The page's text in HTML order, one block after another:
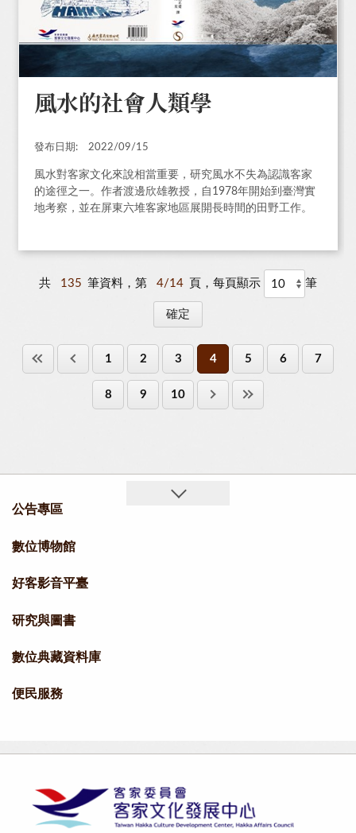
風水的社會人類學
發布日期: 2022/09/15
風水對客家文化來說相當重要，研究風水不失為認識客家
的途徑之一。作者渡邊欣雄教授，自1978年開始到臺灣實
地考察，並在屏東六堆客家地區展開長時間的田野工作。
共 135 筆資料，第 4/14 頁，每頁顯示 筆
1 2 3 4 5 6 7
8 9 10
公告專區
數位博物館
好客影音平臺
研究與圖書
數位典藏資料庫
便民服務